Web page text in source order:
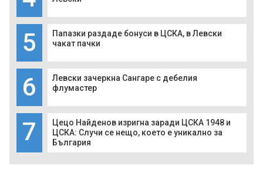
5
Папазки раздаде бонуси в ЦСКА, в Левски
чакат пачки
6
Левски зачеркна Сангаре с дебелия
флумастер
7
Цецо Найденов изригна заради ЦСКА 1948 и
ЦСКА: Случи се нещо, което е уникално за
България